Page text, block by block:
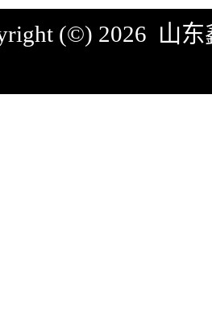
(©) 2026 山